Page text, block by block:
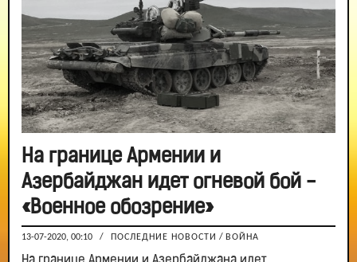
На границе Армении и
Азербайджан идет огневой бой -
«Военное обозрение»
13-07-2020, 00:10 / ПОСЛЕДНИЕ НОВОСТИ / ВОЙНА